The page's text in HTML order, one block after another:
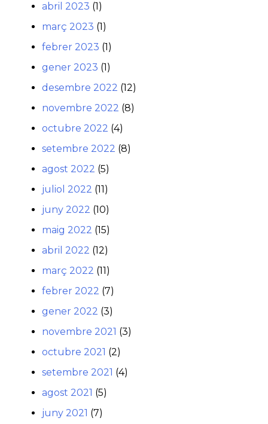
abril 2023 (1)
març 2023 (1)
febrer 2023 (1)
gener 2023 (1)
desembre 2022 (12)
novembre 2022 (8)
octubre 2022 (4)
setembre 2022 (8)
agost 2022 (5)
juliol 2022 (11)
juny 2022 (10)
maig 2022 (15)
abril 2022 (12)
març 2022 (11)
febrer 2022 (7)
gener 2022 (3)
novembre 2021 (3)
octubre 2021 (2)
setembre 2021 (4)
agost 2021 (5)
juny 2021 (7)